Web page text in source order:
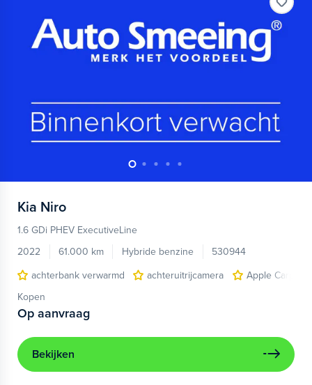
Kia Niro
1.6 GDi PHEV ExecutiveLine
2022
61.000 km Hybride benzine
530944
achterbank verwarmd
achteruitrijcamera
Apple
Kopen
Op aanvraag
Bekijken